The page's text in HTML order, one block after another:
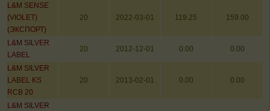
L&M SENSE
(VIOLET)
(ЭКСПОРТ)
20 2022-03-01 119.25 159.00
L&M SILVER
LABEL
20 2012-12-01 0.00 0.00
L&M SILVER
LABEL KS
RCB 20
20 2013-02-01 0.00 0.00
L&M SILVER